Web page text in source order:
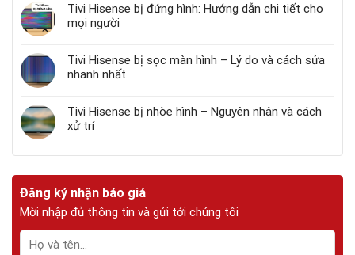
Tivi Hisense bị đứng hình: Hướng dẫn chi tiết cho
mọi người
Tivi Hisense bị sọc màn hình – Lý do và cách sửa
nhanh nhất
Tivi Hisense bị nhòe hình – Nguyên nhân và cách
xử trí
Đăng ký nhận báo giá
Mời nhập đủ thông tin và gửi tới chúng tôi